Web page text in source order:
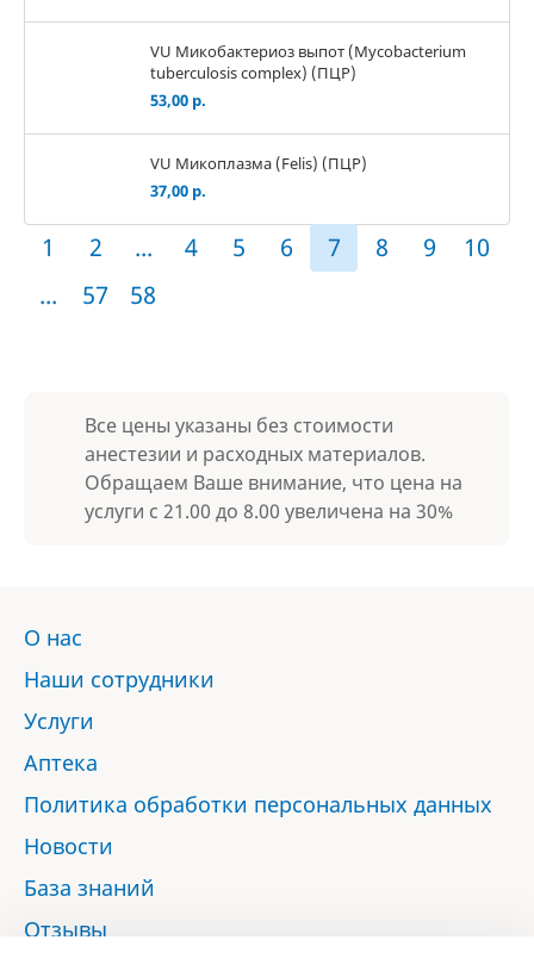
VU Микобактериоз выпот (Mycobacterium
tuberculosis complex) (ПЦР)
53,00 р.
VU Микоплазма (Felis) (ПЦР)
37,00 р.
1 2 ... 4 5 6 7 8 9
10
...
57 58
Все цены указаны без стоимости
анестезии и расходных материалов.
Обращаем Ваше внимание, что цена на
услуги с 21.00 до 8.00 увеличена на 30%
О нас
Наши сотрудники
Услуги
Аптека
Политика обработки персональных данных
Новости
База знаний
Отзывы